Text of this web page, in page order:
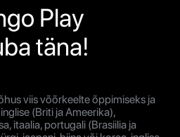
Play
täna!
viis võõrkeelte õppimiseks ja
(Briti ja Ameerika),
itaalia, portugali (Brasiilia ja